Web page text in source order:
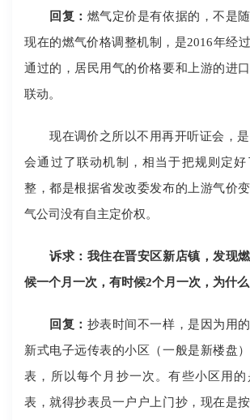
回复： 燃气定价是有依据的，不是
现在的燃气价格调整机制，是2016年经
通过的，居民用气的价格要和上游的进
联动。
现在调价之所以不用再开听证会，是
会通过了联动机制，相当于把规则定
整，都是根据省发改委发布的上游气价
气公司没有自主定价权。
诉求：我住在晋安区新店镇，发现
候一个月一次，有时候2个月一次，为什么
回复： 抄表时间不一样，是因为用
新式电子远传表的小区（一般是新楼盘
表，所以每个月抄一次。有些小区用
表，就得抄表员一户户上门抄，现在是